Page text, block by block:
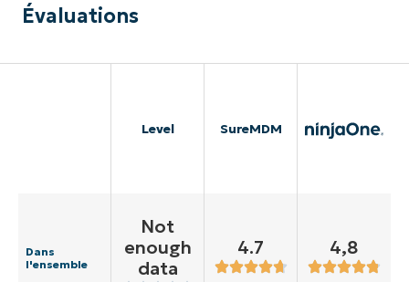
Évaluations
Level SureMDM
Dans
l'ensemble
Not
enough
data
4.7 4,8